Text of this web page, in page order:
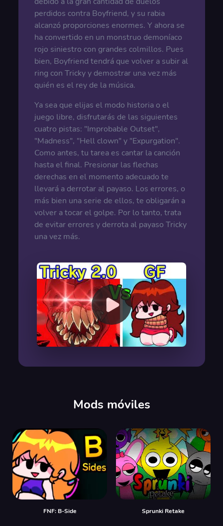
perdidos contra Boyfriend, y su rabia
alcanzó proporciones enormes. Y ahora se
ha convertido en un monstruo demoníaco
rojo siniestro con grandes colmillos. Pues
bien, Boyfriend tendrá que volver a subir al
ring con Tricky y demostrar una vez más
quién es el rey de la música.
Ya sea que elijas el modo historia o el
juego libre, disfrutarás de las siguientes
cuatro pistas: "Improbable Outset",
"Madness", "Hell clown" y "Expurgation".
Como antes, tu tarea es cantar la canción
hasta el final. Presionar las flechas
derechas en el momento adecuado te
llevará a derrotar al payaso. Los errores, o
más bien una serie de ellos, te obligarán a
volver a tocar el golpe. Por lo tanto, trata
de evitar errores y derrota al payaso Tricky
una vez más.
Mods móviles
FNF: B-Side Sprunki Retake